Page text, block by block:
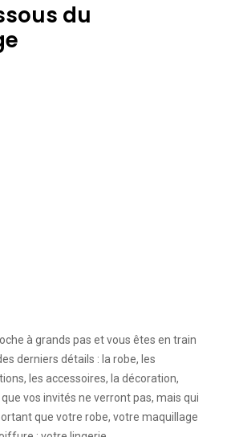
du
à grands pas et vous êtes en train
derniers détails : la robe, les
les accessoires, la décoration,
vos invités ne verront pas, mais qui
que votre robe, votre maquillage